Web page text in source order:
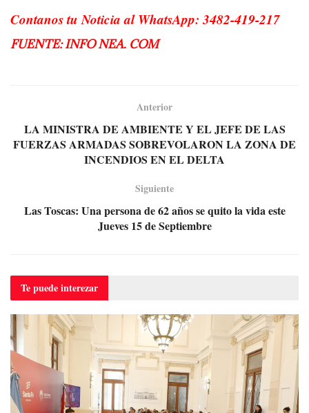
Contanos tu Noticia al WhatsApp: 3482-419-217
FUENTE: INFO NEA. COM
Anterior
LA MINISTRA DE AMBIENTE Y EL JEFE DE LAS
FUERZAS ARMADAS SOBREVOLARON LA ZONA DE
INCENDIOS EN EL DELTA
Siguiente
Las Toscas: Una persona de 62 años se quito la vida este
Jueves 15 de Septiembre
Te puedeinterezar